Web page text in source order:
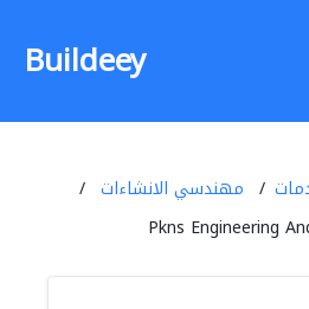
Buildeey
مهندسي الانشاءات
Pkns Engineering